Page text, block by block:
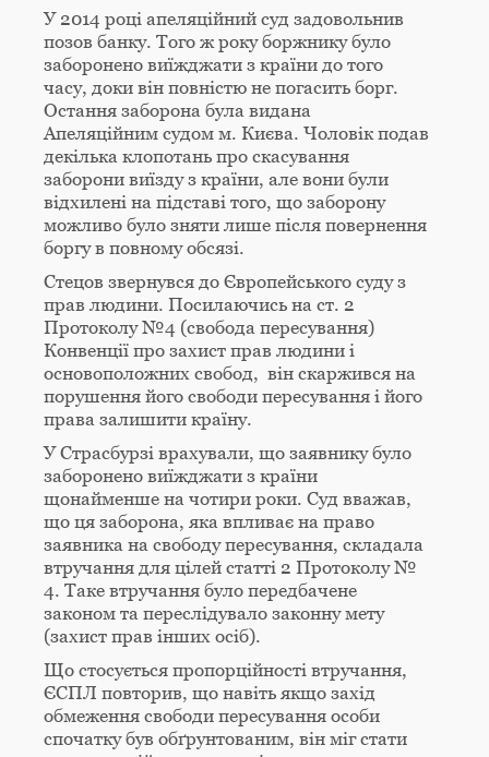
У 2014 році апеляційний суд задовольнив
позов банку. Того ж року боржнику було
заборонено виїжджати з країни до того
часу, доки він повністю не погасить борг.
Остання заборона була видана
Апеляційним судом м. Києва. Чоловік подав
декілька клопотань про скасування
заборони виїзду з країни, але вони були
відхилені на підставі того, що заборону
можливо було зняти лише після повернення
боргу в повному обсязі.
Стецов звернувся до Європейського суду з
прав людини. Посилаючись на ст. 2
Протоколу №4 (свобода пересування)
Конвенції про захист прав людини і
основоположних свобод, він скаржився на
порушення його свободи пересування і його
права залишити країну.
У Страсбурзі врахували, що заявнику було
заборонено виїжджати з країни
щонайменше на чотири роки. Суд вважав,
що ця заборона, яка впливає на право
заявника на свободу пересування, складала
втручання для цілей статті 2 Протоколу №
4. Таке втручання було передбачене
законом та переслідувало законну мету
(захист прав інших осіб).
Що стосується пропорційності втручання,
ЄСПЛ повторив, що навіть якщо захід
обмеження свободи пересування особи
спочатку був обґрунтованим, він міг стати